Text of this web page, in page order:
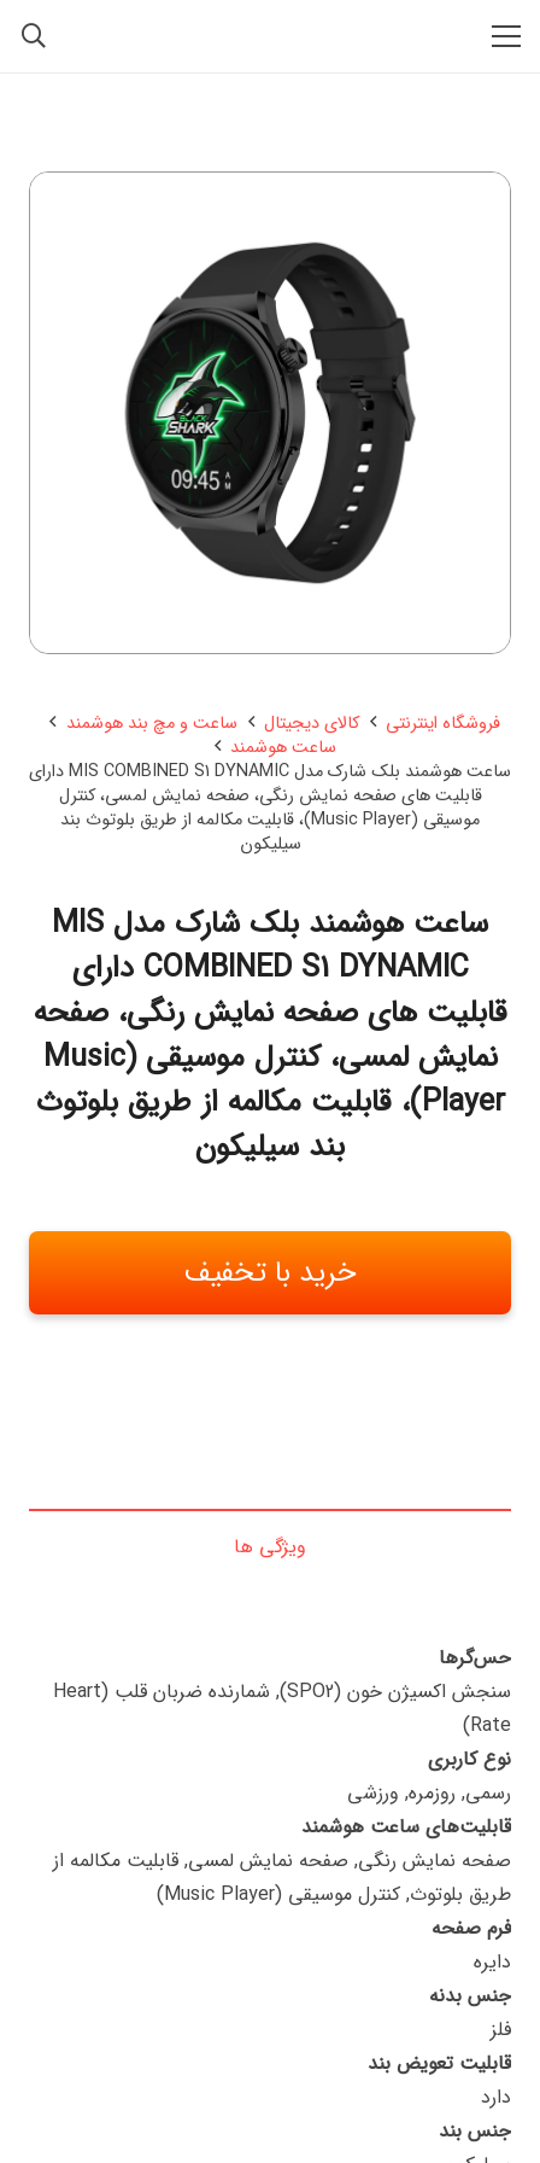
فروشگاه اینترنتی کالای دیجیتال
ساعت و مچ بند هوشمند
ساعت هوشمند
ساعت هوشمند بلک شارک مدل MIS COMBINED S1 DYNAMIC دارای
قابلیت های صفحه نمایش رنگی، صفحه نمایش لمسی، کنترل
موسیقی (Music Player)، قابلیت مکالمه از طریق بلوتوث بند
سیلیکون
ساعت هوشمند بلک شارک مدل MIS
COMBINED S1 DYNAMIC دارای
قابلیت های صفحه نمایش رنگی، صفحه
نمایش لمسی، کنترل موسیقی (Music
Player)، قابلیت مکالمه از طریق بلوتوث
بند سیلیکون
خرید با تخفیف
ویژگی ها
حس‌گرها
سنجش اکسیژن خون (SPO2), شمارنده ضربان قلب (Heart
Rate)
نوع کاربری
رسمی, روزمره, ورزشی
قابلیت‌های ساعت هوشمند
صفحه نمایش رنگی, صفحه نمایش لمسی, قابلیت مکالمه از
طریق بلوتوث, کنترل موسیقی (Music Player)
فرم صفحه
دایره
جنس بدنه
فلز
قابلیت تعویض بند
دارد
جنس بند